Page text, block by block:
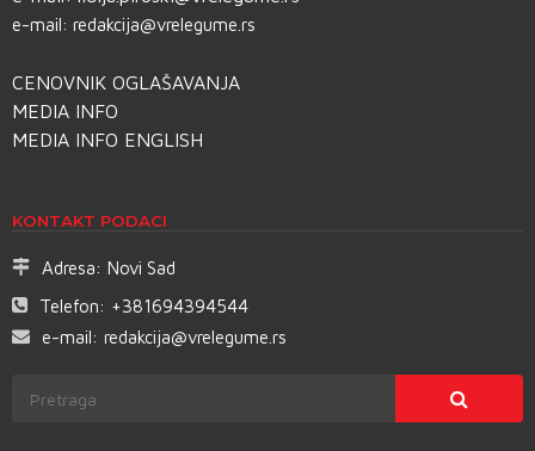
e-mail: redakcija@vrelegume.rs
CENOVNIK OGLAŠAVANJA
MEDIA INFO
MEDIA INFO ENGLISH
KONTAKT PODACI
Adresa: Novi Sad
Telefon: +381694394544
e-mail: redakcija@vrelegume.rs